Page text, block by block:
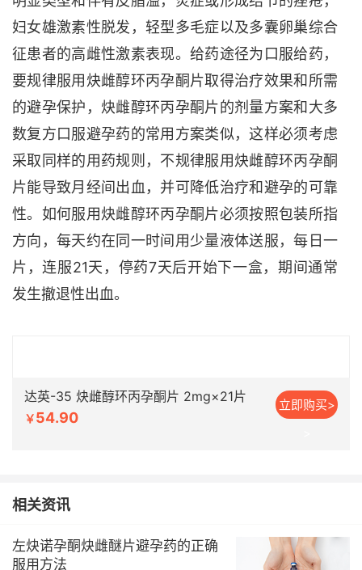
妇女雄激素性脱发，轻型多毛症以及多囊卵巢综合
征患者的高雌性激素表现。给药途径为口服给药，
要规律服用炔雌醇环丙孕酮片取得治疗效果和所需
的避孕保护，炔雌醇环丙孕酮片的剂量方案和大多
数复方口服避孕药的常用方案类似，这样必须考虑
采取同样的用药规则，不规律服用炔雌醇环丙孕酮
片能导致月经间出血，并可降低治疗和避孕的可靠
性。如何服用炔雌醇环丙孕酮片必须按照包装所指
方向，每天约在同一时间用少量液体送服，每日一
片，连服21天，停药7天后开始下一盒，期间通常
发生撤退性出血。
达英-35 炔雌醇环丙孕酮片 2mg×21片
￥54.90
立即购买>
相关资讯
左炔诺孕酮炔雌醚片避孕药的正确
服用方法